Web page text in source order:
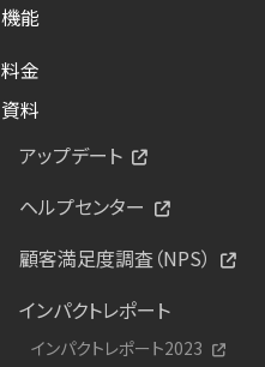
機能
料金
資料
アップデート
ヘルプセンター
顧客満足度調査（NPS）
インパクトレポート
インパクトレポート2023